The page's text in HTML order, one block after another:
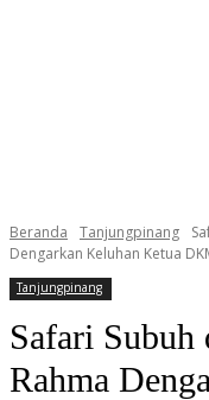
Beranda Tanjungpinang
Dengarkan Keluhan Ketua
Tanjungpinang
Safari
Rahma